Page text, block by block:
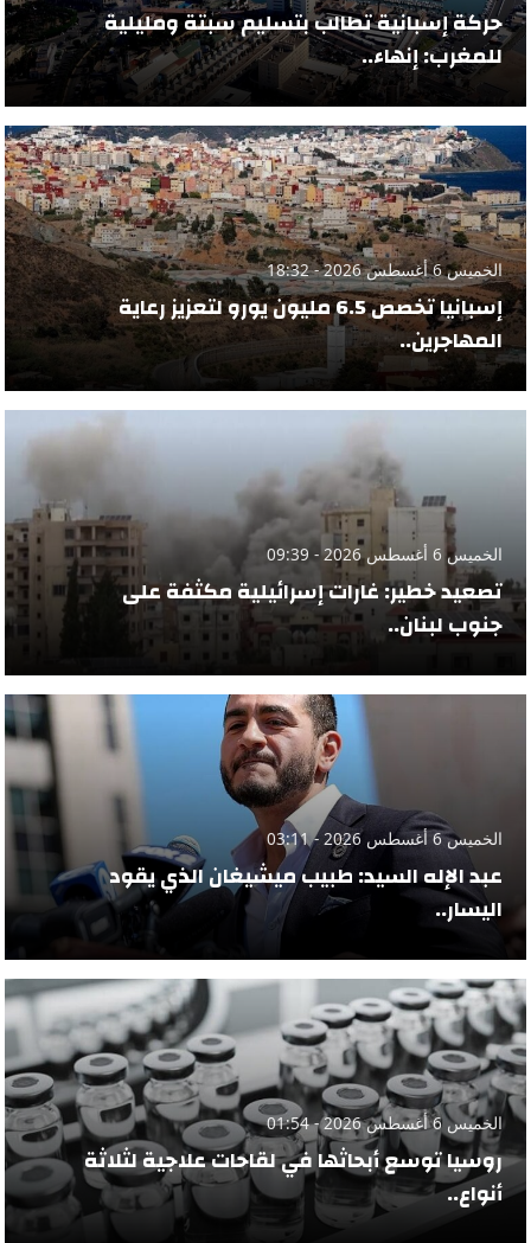
حركة إسبانية تطالب بتسليم سبتة ومليلية
للمغرب: إنهاء..
الخميس 6 أغسطس 2026 - 18:32
إسبانيا تخصص 6.5 مليون يورو لتعزيز رعاية
المهاجرين..
الخميس 6 أغسطس 2026 - 09:39
تصعيد خطير: غارات إسرائيلية مكثفة على
جنوب لبنان..
الخميس 6 أغسطس 2026 - 03:11
عبد الإله السيد: طبيب ميشيغان الذي يقود
اليسار..
الخميس 6 أغسطس 2026 - 01:54
روسيا توسع أبحاثها في لقاحات علاجية لثلاثة
أنواع..